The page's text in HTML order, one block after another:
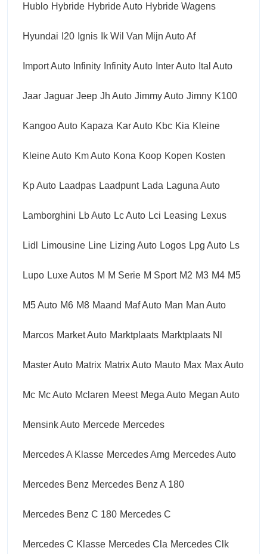
Hublo Hybride Hybride Auto Hybride Wagens
Hyundai I20 Ignis Ik Wil Van Mijn Auto Af
Import Auto Infinity Infinity Auto Inter Auto Ital Auto
Jaar Jaguar Jeep Jh Auto Jimmy Auto Jimny K100
Kangoo Auto Kapaza Kar Auto Kbc Kia Kleine
Kleine Auto Km Auto Kona Koop Kopen Kosten
Kp Auto Laadpas Laadpunt Lada Laguna Auto
Lamborghini Lb Auto Lc Auto Lci Leasing Lexus
Lidl Limousine Line Lizing Auto Logos Lpg Auto Ls
Lupo Luxe Autos M M Serie M Sport M2 M3 M4 M5
M5 Auto M6 M8 Maand Maf Auto Man Man Auto
Marcos Market Auto Marktplaats Marktplaats Nl
Master Auto Matrix Matrix Auto Mauto Max Max Auto
Mc Mc Auto Mclaren Meest Mega Auto Megan Auto
Mensink Auto Mercede Mercedes
Mercedes A Klasse Mercedes Amg Mercedes Auto
Mercedes Benz Mercedes Benz A 180
Mercedes Benz C 180 Mercedes C
Mercedes C Klasse Mercedes Cla Mercedes Clk